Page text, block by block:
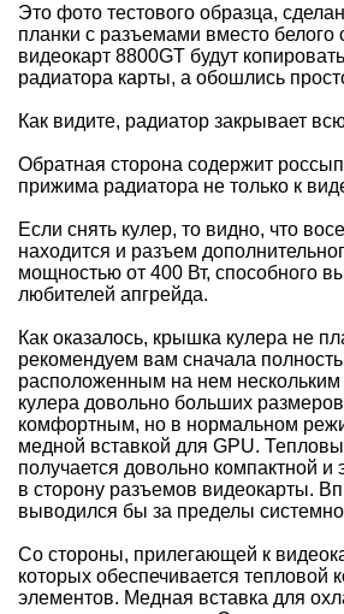
Это фото тестового образца,
планки с разъемами вместо
видеокарт 8800GT будут
радиатора карты, а обошлись
Как видите, радиатор закрывает
Обратная сторона содержит
прижима радиатора не только к
Если снять кулер, то видно, что
находится и разъем
мощностью от 400 Вт, способного
любителей апгрейда.
Как оказалось, крышка кулера не
рекомендуем вам сначала
расположенным на нем нескольким
кулера довольно больших
комфортным, но в нормальном
медной вставкой для GPU.
получается довольно компактной
в сторону разъемов видеокарты.
выводился бы за пределы
Со стороны, прилегающей к
которых обеспечивается
элементов. Медная вставка для